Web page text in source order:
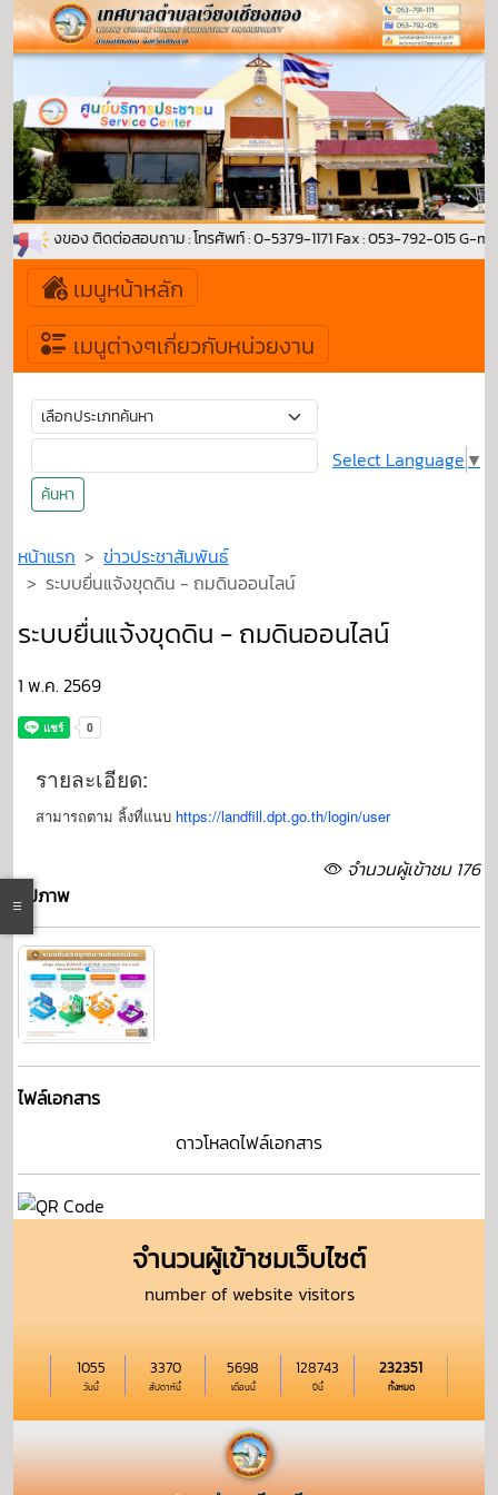
งเชียงของ ติดต่อสอบถาม : โทรศัพท์ : 0-5379-1171 Fax : 053-792-015 G-
เมนูหน้าหลัก
เมนูต่างๆเกี่ยวกับหน่วยงาน
ค้นหา
Select Language ▼
หน้าแรก
ข่าวประชาสัมพันธ์
ระบบยื่นแจ้งขุดดิน - ถมดินออนไลน์
ระบบยื่นแจ้งขุดดิน - ถมดินออนไลน์
1 พ.ค. 2569
รายละเอียด:
สามารถตาม ลิ้งที่แนบ https://landfill.dpt.go.th/login/user​
จำนวนผู้เข้าชม 176
รูปภาพ
ไฟล์เอกสาร
ดาวโหลดไฟล์เอกสาร
จำนวนผู้เข้าชมเว็บไซต์
number of website visitors
วันนี้
1055
สัปดาห์นี้
3370
เดือนนี้
5698
ปีนี้
128743
ทั้งหมด
232351